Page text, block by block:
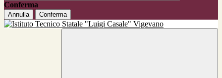
Conferma
Annulla Conferma